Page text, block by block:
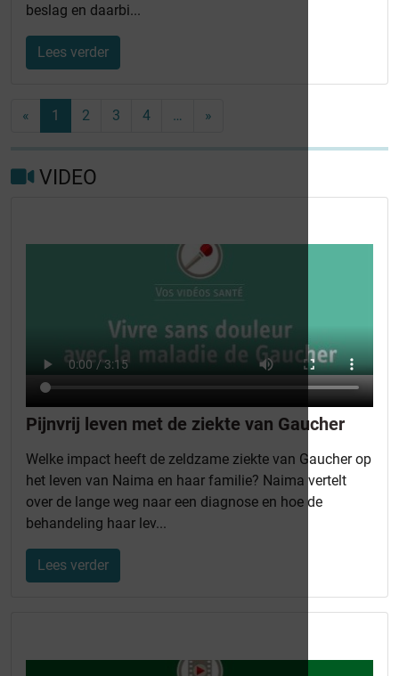
beslag en daarbi...
Lees verder
« 1 2 3 4 … »
VIDEO
Pijnvrij leven met de ziekte van Gaucher
Welke impact heeft de zeldzame ziekte van Gaucher op
het leven van Naima en haar familie? Naima vertelt
over de lange weg naar een diagnose en hoe de
behandeling haar lev...
Lees verder